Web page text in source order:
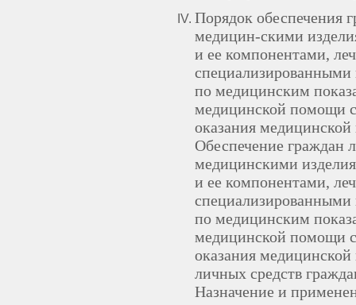
Порядок обеспечения
медицин-скими
и ее компонентами,
специализированными
по медицинским
медицинской помощи
оказания
Обеспечение граждан
медицинскими
и ее компонентами,
специализированными
по медицинским
медицинской помощи
оказания
личных средств
Назначение и